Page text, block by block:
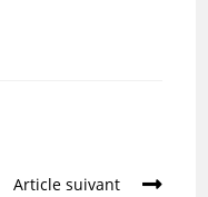
Article suivant